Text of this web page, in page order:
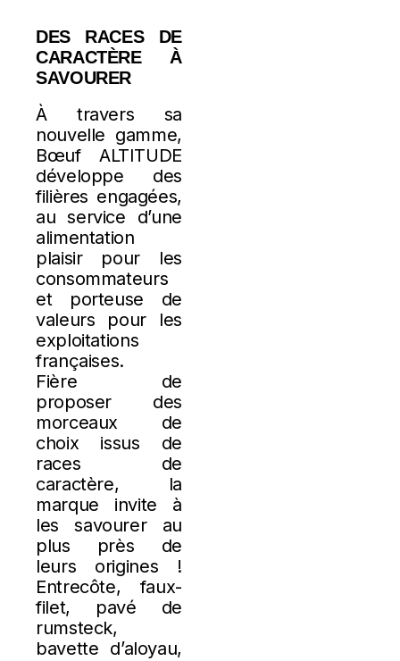
DES RACES DE
CARACTÈRE À
SAVOURER
À travers sa
nouvelle gamme,
Bœuf ALTITUDE
développe des
filières engagées,
au service d’une
alimentation
plaisir pour les
consommateurs
et porteuse de
valeurs pour les
exploitations
françaises.
Fière de
proposer des
morceaux de
choix issus de
races de
caractère, la
marque invite à
les savourer au
plus près de
leurs origines !
Entrecôte, faux-
filet, pavé de
rumsteck,
bavette d’aloyau,